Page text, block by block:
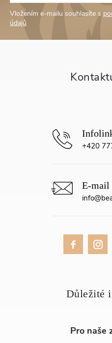
pVložením e-mailu souhlasíte s
údajů
Pro naše
info@
+420